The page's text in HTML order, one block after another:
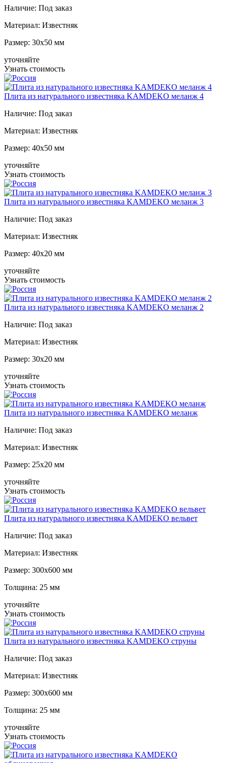
Наличие: Под заказ
Материал: Известняк
Размер: 30x50 мм
уточняйте
Узнать стоимость
Плита из натурального известняка KAMDEKO меланж 4
Наличие: Под заказ
Материал: Известняк
Размер: 40x50 мм
уточняйте
Узнать стоимость
Плита из натурального известняка KAMDEKO меланж 3
Наличие: Под заказ
Материал: Известняк
Размер: 40x20 мм
уточняйте
Узнать стоимость
Плита из натурального известняка KAMDEKO меланж 2
Наличие: Под заказ
Материал: Известняк
Размер: 30x20 мм
уточняйте
Узнать стоимость
Плита из натурального известняка KAMDEKO меланж
Наличие: Под заказ
Материал: Известняк
Размер: 25x20 мм
уточняйте
Узнать стоимость
Плита из натурального известняка KAMDEKO вельвет
Наличие: Под заказ
Материал: Известняк
Размер: 300x600 мм
Толщина: 25 мм
уточняйте
Узнать стоимость
Плита из натурального известняка KAMDEKO струны
Наличие: Под заказ
Материал: Известняк
Размер: 300x600 мм
Толщина: 25 мм
уточняйте
Узнать стоимость